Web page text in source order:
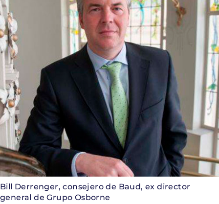
Bill Derrenger, consejero de Baud, ex director
general de Grupo Osborne